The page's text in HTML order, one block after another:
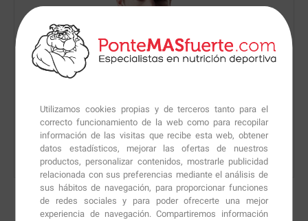
Utilizamos cookies propias y de terceros tanto para el
correcto funcionamiento de la web como para recopilar
información de las visitas que recibe esta web, obtener
datos estadísticos, mejorar las ofertas de nuestros
productos, personalizar contenidos, mostrarle publicidad
relacionada con sus preferencias mediante el análisis de
sus hábitos de navegación, para proporcionar funciones
de redes sociales y para poder ofrecerte una mejor
experiencia de navegación. Compartiremos información